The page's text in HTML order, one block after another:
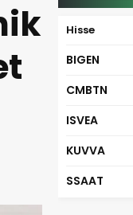
Hisse
BIGEN
CMBTN
ISVEA
KUVVA
SSAAT